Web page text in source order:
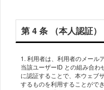
第 4 条 （本⼈認証）
1. 利⽤者は、利⽤者のメール
当該ユーザーID との組み合わ
に認証することで、本ウェブ
するものを利⽤することができ